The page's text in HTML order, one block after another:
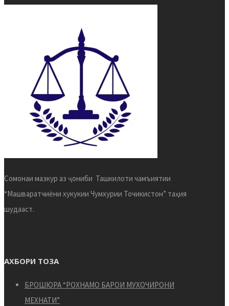
Сомонаи мазкур аз ҷониби Ташкилоти чамъиятии
“Машваратчиёни хукукии Чумхурии Точикистон” таҳия
шудааст.
АХБОРИ ТОЗА
БРОШЮРА “РОХНАМО БАРОИ МУХОЧИРОНИ
МЕХНАТИ”